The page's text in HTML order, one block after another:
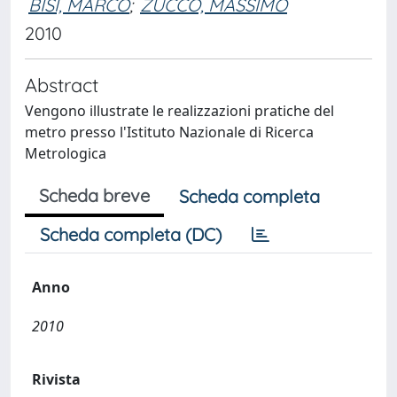
BISI, MARCO; ZUCCO, MASSIMO
2010
Abstract
Vengono illustrate le realizzazioni pratiche del
metro presso l'Istituto Nazionale di Ricerca
Metrologica
Scheda breve
Scheda completa
Scheda completa (DC)
Anno
2010
Rivista